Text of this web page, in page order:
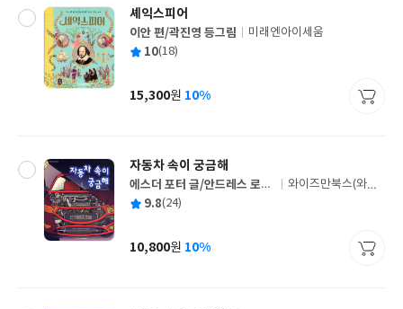
셰익스피어
글
쓴
이안 편/곽진영 등그림
출
사
미래엔아이세움
평 10(18)
가
15,300원 10%
자동차 속이 궁금해
글
쓴
에스더 포터 글/안드레스 로사
노 그림/이병렬 역
출
사
와이즈만북스(와이
평 9.8(24)
가
10,800원 10%